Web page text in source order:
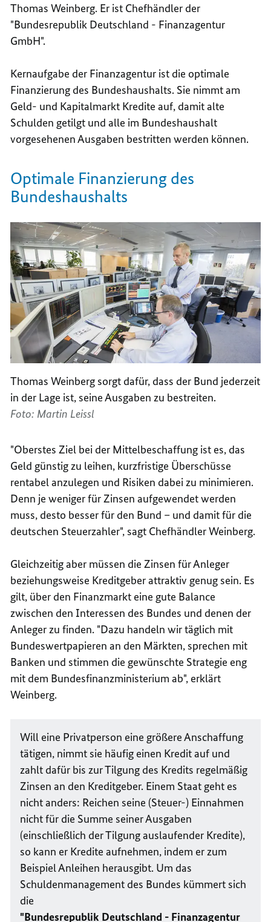
Thomas Weinberg. Er ist Chefhändler der
"Bundesrepublik Deutschland - Finanzagentur
GmbH".
Kernaufgabe der Finanzagentur ist die optimale
Finanzierung des Bundeshaushalts. Sie nimmt am
Geld- und Kapitalmarkt Kredite auf, damit alte
Schulden getilgt und alle im Bundeshaushalt
vorgesehenen Ausgaben bestritten werden können.
Optimale Finanzierung des
Bundeshaushalts
Thomas Weinberg sorgt dafür, dass der Bund jederzeit
in der Lage ist, seine Ausgaben zu bestreiten.
Foto: Martin Leissl
"Oberstes Ziel bei der Mittelbeschaffung ist es, das
Geld günstig zu leihen, kurzfristige Überschüsse
rentabel anzulegen und Risiken dabei zu minimieren.
Denn je weniger für Zinsen aufgewendet werden
muss, desto besser für den Bund – und damit für die
deutschen Steuerzahler", sagt Chefhändler Weinberg.
Gleichzeitig aber müssen die Zinsen für Anleger
beziehungsweise Kreditgeber attraktiv genug sein. Es
gilt, über den Finanzmarkt eine gute Balance
zwischen den Interessen des Bundes und denen der
Anleger zu finden. "Dazu handeln wir täglich mit
Bundeswertpapieren an den Märkten, sprechen mit
Banken und stimmen die gewünschte Strategie eng
mit dem Bundesfinanzministerium ab", erklärt
Weinberg.
Will eine Privatperson eine größere Anschaffung
tätigen, nimmt sie häufig einen Kredit auf und
zahlt dafür bis zur Tilgung des Kredits regelmäßig
Zinsen an den Kreditgeber. Einem Staat geht es
nicht anders: Reichen seine (Steuer-) Einnahmen
nicht für die Summe seiner Ausgaben
(einschließlich der Tilgung auslaufender Kredite),
so kann er Kredite aufnehmen, indem er zum
Beispiel Anleihen herausgibt. Um das
Schuldenmanagement des Bundes kümmert sich
die
"Bundesrepublik Deutschland - Finanzagentur